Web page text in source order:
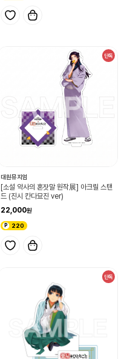
단독
대원뮤지엄
[소설 약사의 혼잣말 원작展] 아크릴 스탠
드 (진시 칸다묘진 ver)
22,000
220
단독